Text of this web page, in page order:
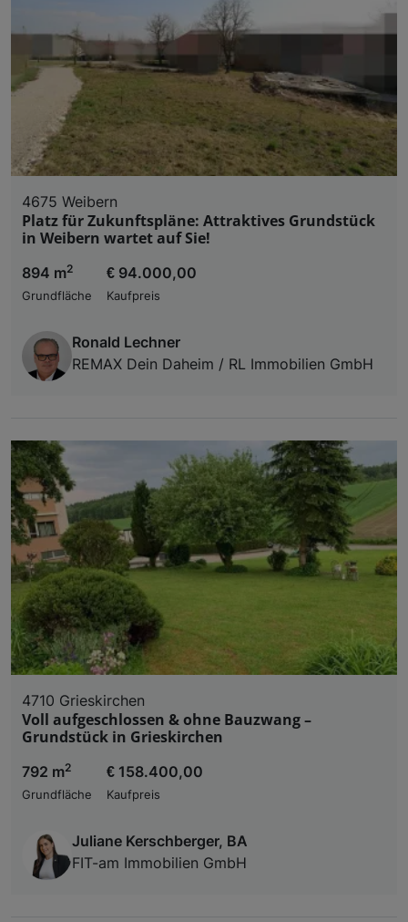
4675 Weibern
Platz für Zukunftspläne: Attraktives Grundstück
in Weibern wartet auf Sie!
894 m2
Grundfläche
€ 94.000,00
Kaufpreis
Ronald Lechner
REMAX Dein Daheim / RL Immobilien GmbH
4710 Grieskirchen
Voll aufgeschlossen & ohne Bauzwang –
Grundstück in Grieskirchen
792 m2
Grundfläche
€ 158.400,00
Kaufpreis
Juliane Kerschberger, BA
FIT-am Immobilien GmbH